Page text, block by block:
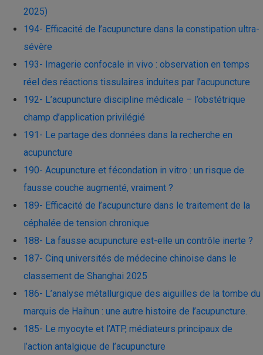
2025)
194- Efficacité de l’acupuncture dans la constipation ultra-
sévère
193- Imagerie confocale in vivo : observation en temps
réel des réactions tissulaires induites par l’acupuncture
192- L’acupuncture discipline médicale – l’obstétrique
champ d’application privilégié
191- Le partage des données dans la recherche en
acupuncture
190- Acupuncture et fécondation in vitro : un risque de
fausse couche augmenté, vraiment ?
189- Efficacité de l’acupuncture dans le traitement de la
céphalée de tension chronique
188- La fausse acupuncture est-elle un contrôle inerte ?
187- Cinq universités de médecine chinoise dans le
classement de Shanghai 2025
186- L’analyse métallurgique des aiguilles de la tombe du
marquis de Haihun : une autre histoire de l’acupuncture.
185- Le myocyte et l’ATP, médiateurs principaux de
l’action antalgique de l’acupuncture